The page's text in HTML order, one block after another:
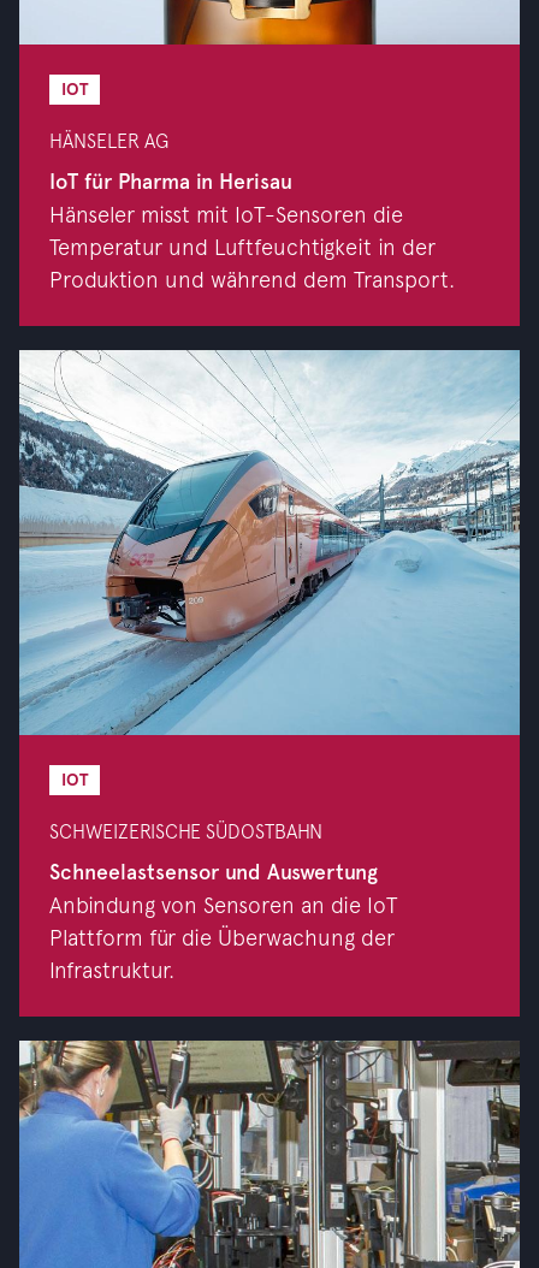
IOT
HÄNSELER AG
IoT für Pharma in Herisau
Hänseler misst mit IoT-Sensoren die
Temperatur und Luftfeuchtigkeit in der
Produktion und während dem Transport.
IOT
SCHWEIZERISCHE SÜDOSTBAHN
Schneelastsensor und Auswertung
Anbindung von Sensoren an die IoT
Plattform für die Überwachung der
Infrastruktur.